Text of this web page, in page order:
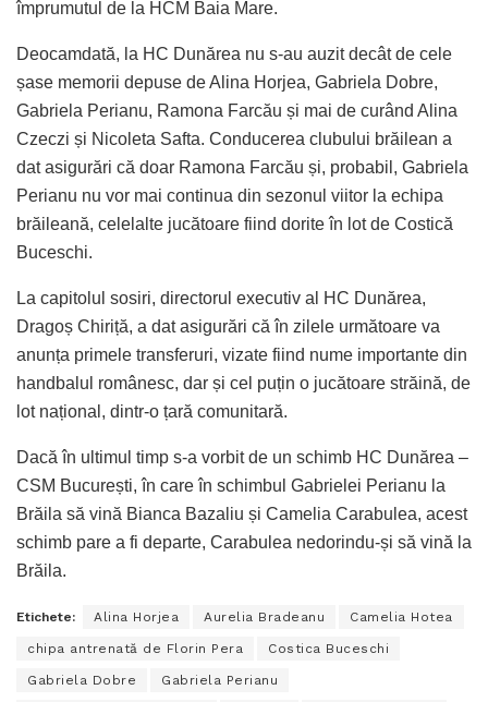
împrumutul de la HCM Baia Mare.
Deocamdată, la HC Dunărea nu s-au auzit decât de cele
șase memorii depuse de Alina Horjea, Gabriela Dobre,
Gabriela Perianu, Ramona Farcău și mai de curând Alina
Czeczi și Nicoleta Safta. Conducerea clubului brăilean a
dat asigurări că doar Ramona Farcău și, probabil, Gabriela
Perianu nu vor mai continua din sezonul viitor la echipa
brăileană, celelalte jucătoare fiind dorite în lot de Costică
Buceschi.
La capitolul sosiri, directorul executiv al HC Dunărea,
Dragoș Chiriță, a dat asigurări că în zilele următoare va
anunța primele transferuri, vizate fiind nume importante din
handbalul românesc, dar și cel puțin o jucătoare străină, de
lot național, dintr-o țară comunitară.
Dacă în ultimul timp s-a vorbit de un schimb HC Dunărea –
CSM București, în care în schimbul Gabrielei Perianu la
Brăila să vină Bianca Bazaliu și Camelia Carabulea, acest
schimb pare a fi departe, Carabulea nedorindu-și să vină la
Brăila.
Etichete: Alina Horjea Aurelia Bradeanu Camelia Hotea
chipa antrenată de Florin Pera Costica Buceschi
Gabriela Dobre Gabriela Perianu